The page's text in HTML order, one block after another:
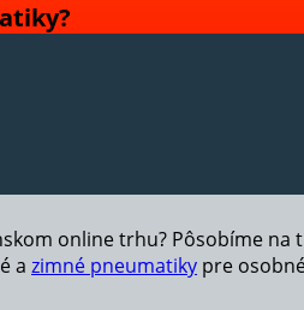
online trhu? Pôsobíme na
a zimné pneumatiky pre